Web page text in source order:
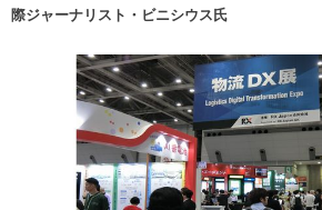
際ジャーナリスト・ビニシウス氏